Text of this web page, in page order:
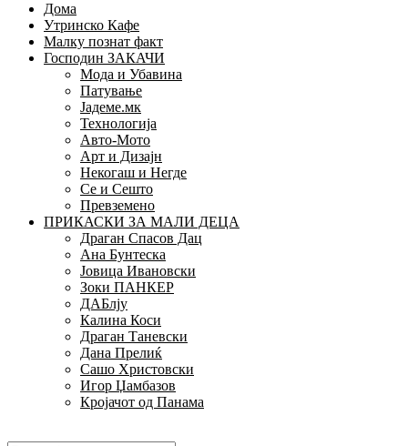
Дома
Утринско Кафе
Малку познат факт
Господин ЗАКАЧИ
Мода и Убавина
Патување
Јадеме.мк
Технологија
Авто-Мото
Арт и Дизајн
Некогаш и Негде
Се и Сешто
Превземено
ПРИКАСКИ ЗА МАЛИ ДЕЦА
Драган Спасов Дац
Ана Бунтеска
Јовица Ивановски
Зоки ПАНКЕР
ДАБлју
Калина Коси
Драган Таневски
Дана Прелиќ
Сашо Христовски
Игор Џамбазов
Кројачот од Панама